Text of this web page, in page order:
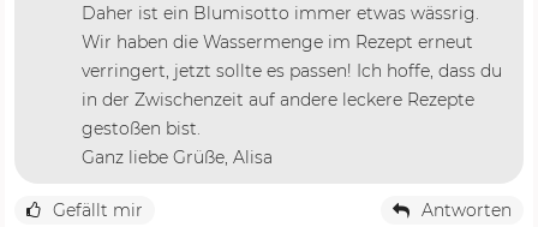
Daher ist ein Blumisotto immer etwas wässrig.
Wir haben die Wassermenge im Rezept erneut
verringert, jetzt sollte es passen! Ich hoffe, dass du
in der Zwischenzeit auf andere leckere Rezepte
gestoßen bist.
Ganz liebe Grüße, Alisa
Gefällt mir Antworten